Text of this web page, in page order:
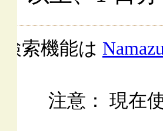
検索機能は
注意： 現在